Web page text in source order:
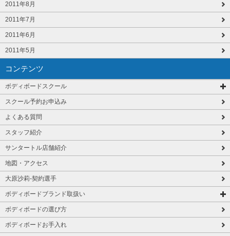
2011年8月
2011年7月
2011年6月
2011年5月
コンテンツ
ボディボードスクール
スクール予約お申込み
よくある質問
スタッフ紹介
サンタートル店舗紹介
地図・アクセス
大原沙莉-契約選手
ボディボードブランド取扱い
ボディボードの選び方
ボディボードお手入れ